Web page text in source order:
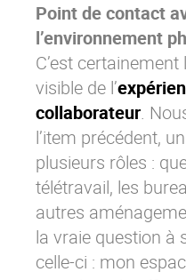
Point de contact
l’environnement
C’est certainement
visible de l’
collaborateur.
l’item précédent,
plusieurs rôles :
télétravail, les
autres
la vraie question à
celle-ci : mon